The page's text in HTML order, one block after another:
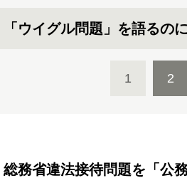
「ウイグル問題」を語るの
1 2
総務省違法接待問題を「公